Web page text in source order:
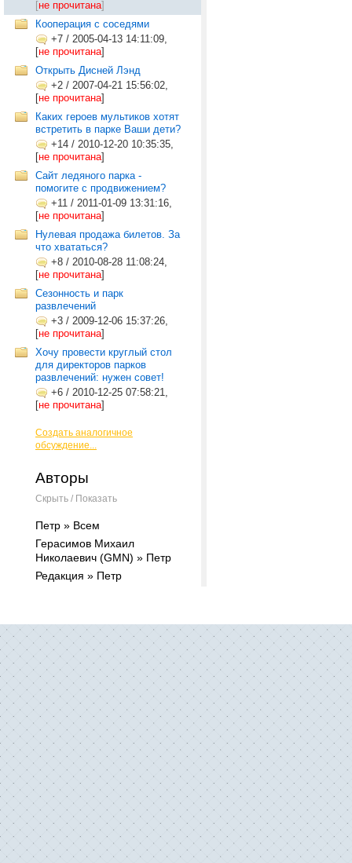
[не прочитана]
Кооперация с соседями
+7 / 2005-04-13 14:11:09,
[не прочитана]
Открыть Дисней Лэнд
+2 / 2007-04-21 15:56:02,
[не прочитана]
Каких героев мультиков хотят
встретить в парке Ваши дети?
+14 / 2010-12-20 10:35:35,
[не прочитана]
Сайт ледяного парка -
помогите с продвижением?
+11 / 2011-01-09 13:31:16,
[не прочитана]
Нулевая продажа билетов. За
что хвататься?
+8 / 2010-08-28 11:08:24,
[не прочитана]
Сезонность и парк
развлечений
+3 / 2009-12-06 15:37:26,
[не прочитана]
Хочу провести круглый стол
для директоров парков
развлечений: нужен совет!
+6 / 2010-12-25 07:58:21,
[не прочитана]
Создать аналогичное
обсуждение...
Авторы
Скрыть / Показать
Петр » Всем
Герасимов Михаил
Николаевич (GMN) » Петр
Редакция » Петр